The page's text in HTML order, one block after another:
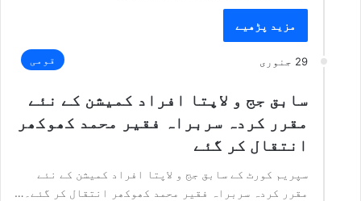
مزید پڑھیے
29 جنوری قومی
سابق جج و لاپتا افراد کمیشن کے نئے
مقرر کردہ سربراہ فقیر محمد کھوکھر
انتقال کر گئے
سپریم کورٹ کے سابق جج و لاپتا افراد کمیشن کے نئے
مقرر کردہ سربراہ فقیر محمد کھوکھر انتقال کر گئے۔…